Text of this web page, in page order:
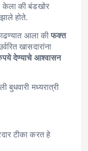
केला की बंडखोर
होते.
आला कीफक्त
खासदारांना
देण्याचे आश्वासन
बुधवारी मध्यरात्री
टीका करत हे